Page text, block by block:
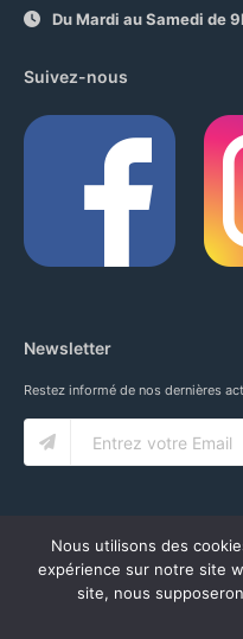
Du Mardi au Samedi de
Suivez-nous
Newsletter
Restez informé de nos dernières
© 2020 IUNG SARL. ALL RIGHTS
Nous utilisons des
expérience sur notre site
site, nous